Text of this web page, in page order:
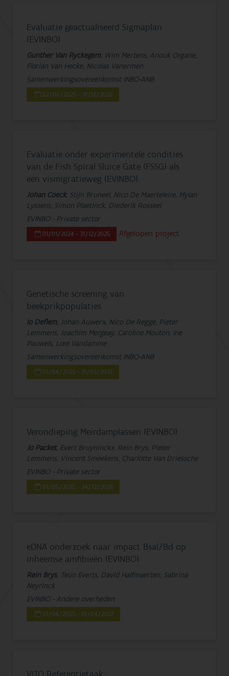
Evaluatie geactualiseerd Sigmaplan
(EVINBO)
Gunther Van Ryckegem, Wim Mertens, Anouk Organe,
Florian Van Hecke, Nicolas Vanermen
Samenwerkingsovereenkomst INBO-ANB
02/06/2025 - 31/12/2026
Evaluatie onder experimentele condities
van de Fish Spiral Sluice Gate (FSSG) als
een vismigratieweg (EVINBO)
Johan Coeck, Stijn Bruneel, Nico De Maerteleire, Mylan
Lyssens, Simon Plaetinck, Diederik Rosseel
EVINBO - Private sector
01/01/2024 - 31/12/2025 Afgelopen project
Genetische screening van
beekprikpopulaties
Io Deflem, Johan Auwerx, Nico De Regge, Pieter
Lemmens, Joachim Mergeay, Caroline Mouton, Ine
Pauwels, Lore Vandamme
Samenwerkingsovereenkomst INBO-ANB
01/04/2025 - 31/03/2027
Verondieping Meirdamplassen (EVINBO)
Jo Packet, Evert Bruyninckx, Rein Brys, Pieter
Lemmens, Vincent Smeekens, Charlotte Van Driessche
EVINBO - Private sector
01/05/2025 - 24/12/2026
eDNA onderzoek naar impact Bsal/Bd op
inheemse amfibieën (EVINBO)
Rein Brys, Teun Everts, David Halfmaerten, Sabrina
Neyrinck
EVINBO - Andere overheden
01/04/2025 - 01/04/2027